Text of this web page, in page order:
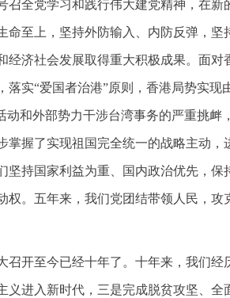
召全党学习和践行伟大建党精神，在
命至上，坚持外防输入、内防反弹，
经济社会发展取得重大积极成果。面
落实“爱国者治港”原则，香港局势实
动和外部势力干涉台湾事务的严重挑
掌握了实现祖国完全统一的战略主动
坚持国家利益为重、国内政治优先，
权。五年来，我们党团结带领人民，
召开至今已经十年了。十年来，我们
义进入新时代，三是完成脱贫攻坚、